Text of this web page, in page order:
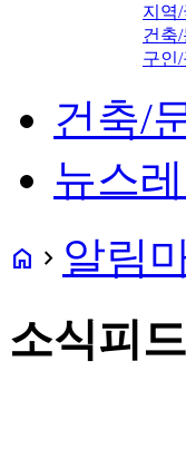
지역/
건축
구인/
건축/
뉴스
home navigate_next 알림
소식피드